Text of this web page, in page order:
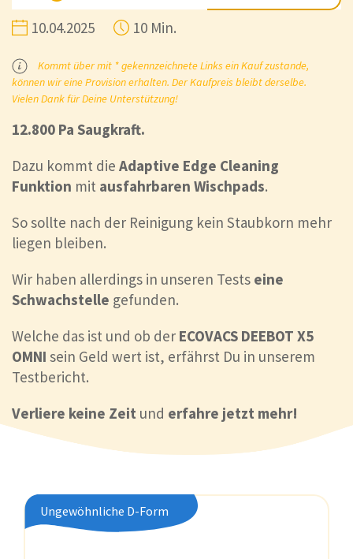
10.04.2025 10 Min.
Kommt über mit * gekennzeichnete Links ein Kauf zustande,
können wir eine Provision erhalten. Der Kaufpreis bleibt derselbe.
Vielen Dank für Deine Unterstützung!
12.800 Pa Saugkraft.
Dazu kommt die Adaptive Edge Cleaning
Funktion mit ausfahrbaren Wischpads.
So sollte nach der Reinigung kein Staubkorn mehr
liegen bleiben.
Wir haben allerdings in unseren Tests eine
Schwachstelle gefunden.
Welche das ist und ob der ECOVACS DEEBOT X5
OMNI sein Geld wert ist, erfährst Du in unserem
Testbericht.
Verliere keine Zeit und erfahre jetzt mehr!
Ungewöhnliche D-Form